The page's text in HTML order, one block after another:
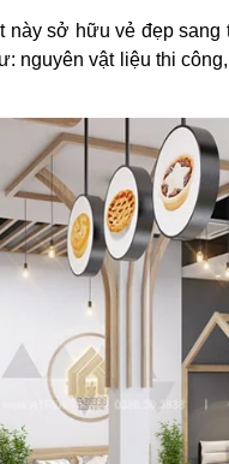
này sở hữu vẻ đẹp
nguyên vật liệu thi